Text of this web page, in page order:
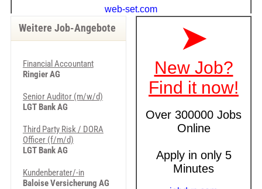
Weitere Job-Angebote
Financial Accountant
Ringier AG
Senior Auditor (m/w/d)
LGT Bank AG
Third Party Risk / DORA
Officer (f/m/d)
LGT Bank AG
Kundenberater/-in
Baloise Versicherung AG